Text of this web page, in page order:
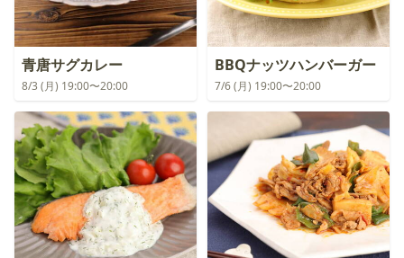
青唐サグカレー
8/3 (月) 19:00〜20:00
BBQナッツハンバーガー
7/6 (月) 19:00〜20:00